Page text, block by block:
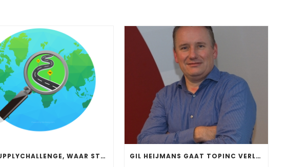
DE #SUPPLYCHALLENGE, WAAR STAAN WE NU? GIL HEIJMANS GAAT TOPINC VERLATEN.